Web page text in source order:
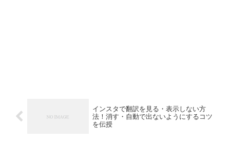
インスタで翻訳を見る・表示しない方
法！消す・自動で出ないようにするコツ
を伝授